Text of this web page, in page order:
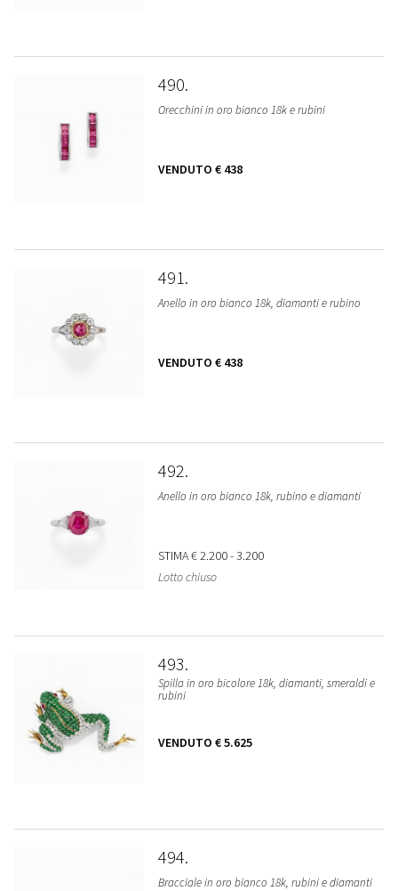
490
Orecchini in oro bianco 18k e rubini
VENDUTO € 438
491
Anello in oro bianco 18k, diamanti e rubino
VENDUTO € 438
492
Anello in oro bianco 18k, rubino e diamanti
STIMA€ 2.200 - 3.200
Lotto chiuso
493
Spilla in oro bicolore 18k, diamanti, smeraldi e
rubini
VENDUTO € 5.625
494
Bracciale in oro bianco 18k, rubini e diamanti